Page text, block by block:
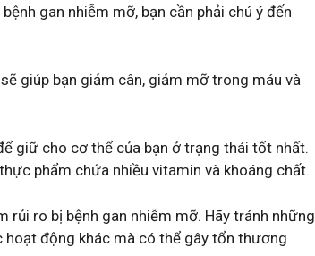
gan nhiễm mỡ, bạn cần phải chú ý đến
giúp bạn giảm cân, giảm mỡ trong máu và
giữ cho cơ thể của bạn ở trạng thái tốt nhất.
phẩm chứa nhiều vitamin và khoáng chất.
ro bị bệnh gan nhiễm mỡ. Hãy tránh những
hoạt động khác mà có thể gây tổn thương